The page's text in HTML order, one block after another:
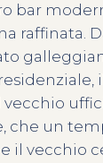
bar
raffinata.
vecchio
che un
il vecchio